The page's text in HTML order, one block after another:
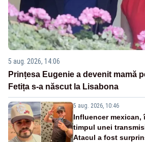
5 aug. 2026, 14:06
Prințesa Eugenie a devenit mamă
Fetița s-a născut la Lisabona
5 aug. 2026, 10:46
Influencer mexican,
timpul unei
Atacul a fost